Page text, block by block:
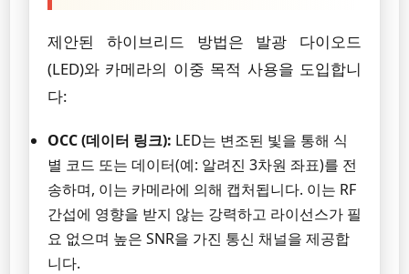
제안된 하이브리드 방법은 발광 다이오드
(LED)와 카메라의 이중 목적 사용을 도입합니
다:
OCC (데이터 링크): LED는 변조된 빛을 통해 식
별 코드 또는 데이터(예: 알려진 3차원 좌표)를 전
송하며, 이는 카메라에 의해 캡처됩니다. 이는 RF
간섭에 영향을 받지 않는 강력하고 라이선스가 필
요 없으며 높은 SNR을 가진 통신 채널을 제공합
니다.